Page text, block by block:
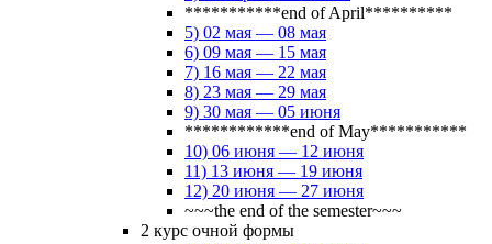
***********end of April**********
5) 02 мая — 08 мая
6) 09 мая — 15 мая
7) 16 мая — 22 мая
8) 23 мая — 29 мая
9) 30 мая — 05 июня
************end of May***********
10) 06 июня — 12 июня
11) 13 июня — 19 июня
12) 20 июня — 27 июня
~~~the end of the semester~~~
2 курс очной формы